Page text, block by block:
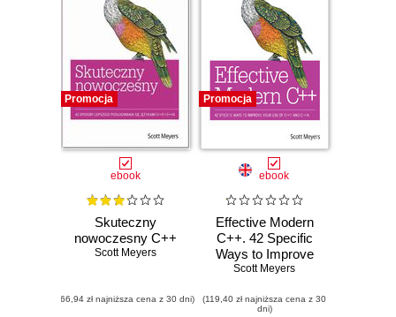
Promocja
ebook
Skuteczny
nowoczesny C++
Scott Meyers
(66,94 zł najniższa cena z 30 dni)
Promocja
ebook
Effective Modern
C++. 42 Specific
Ways to Improve
Your Use of C++11
Scott Meyers
(119,40 zł najniższa cena z 30
dni)